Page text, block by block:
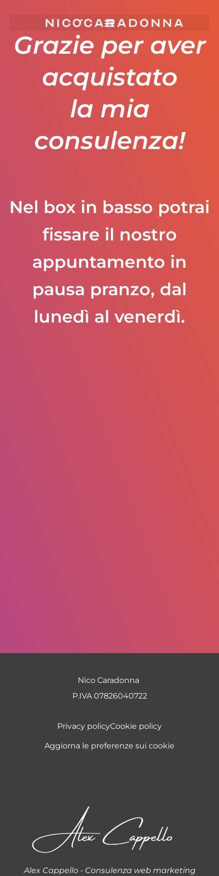
Grazie per aver
acquistato
la mia
consulenza!
Nel box in basso potrai
fissare il nostro
appuntamento in
pausa pranzo, dal
lunedì al venerdì.
Nico Caradonna
P.IVA 07826040722
Privacy policyCookie policy
Aggiorna le preferenze sui cookie
Alex Cappello - Consulenza web marketing